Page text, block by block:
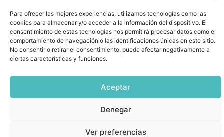
Para ofrecer las mejores experiencias, utilizamos tecnologías como las
cookies para almacenar y/o acceder a la información del dispositivo. El
consentimiento de estas tecnologías nos permitirá procesar datos como el
comportamiento de navegación o las identificaciones únicas en este sitio.
No consentir o retirar el consentimiento, puede afectar negativamente a
ciertas características y funciones.
Aceptar
Denegar
Ver preferencias